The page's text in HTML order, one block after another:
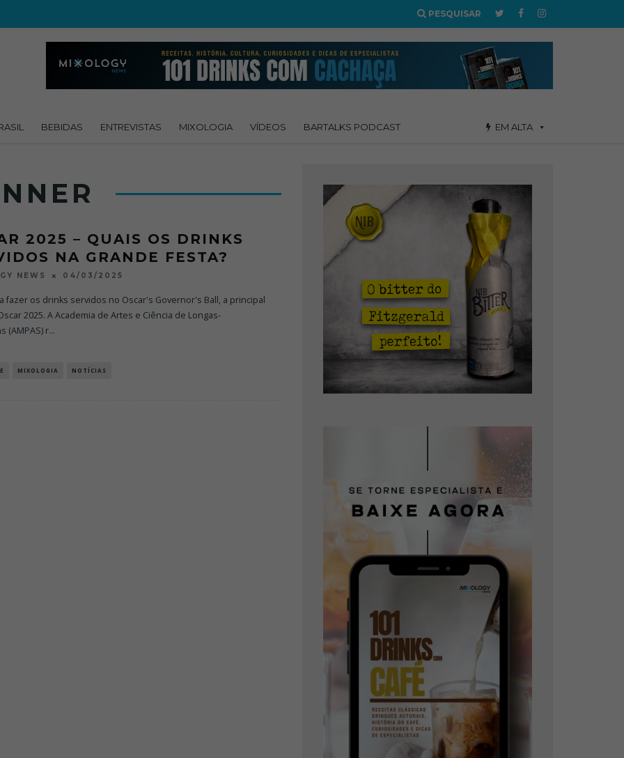
PESQUISAR
BEBIDAS ENTREVISTAS MIXOLOGIA VÍDEOS BARTALKS PODCAST EM ALTA
2025 – QUAIS OS DRINKS
NA GRANDE FESTA?
NEWS 04/03/2025
fazer os drinks servidos no Oscar's Governor's Ball, a principal
2025. A Academia de Artes e Ciência de Longas-
(AMPAS) r...
MIXOLOGIA NOTÍCIAS